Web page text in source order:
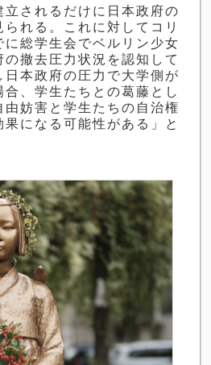
されるだけに日本政府の
れる。これに対してコリ
総学生会でベルリン少女
撤去圧力状況を認知して
本政府の圧力で大学側が
、学生たちとの葛藤とし
妨害と学生たちの自治権
になる可能性がある」と